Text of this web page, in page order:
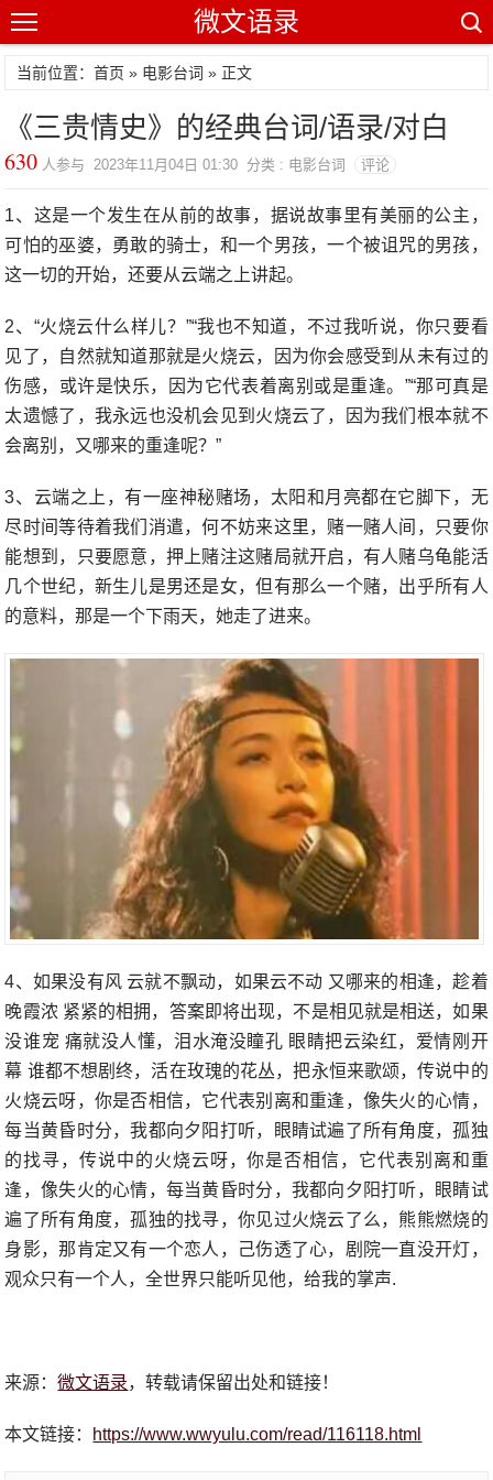
微文语录
当前位置：首页 » 电影台词 » 正文
《三贵情史》的经典台词/语录/对白
630 人参与 2023年11月04日 01:30 分类 : 电影台词 评论
1、这是一个发生在从前的故事，据说故事里有美丽的公主，
可怕的巫婆，勇敢的骑士，和一个男孩，一个被诅咒的男孩，
这一切的开始，还要从云端之上讲起。
2、“火烧云什么样儿？”“我也不知道，不过我听说，你只要看
见了，自然就知道那就是火烧云，因为你会感受到从未有过的
伤感，或许是快乐，因为它代表着离别或是重逢。”“那可真是
太遗憾了，我永远也没机会见到火烧云了，因为我们根本就不
会离别，又哪来的重逢呢？”
3、云端之上，有一座神秘赌场，太阳和月亮都在它脚下，无
尽时间等待着我们消遣，何不妨来这里，赌一赌人间，只要你
能想到，只要愿意，押上赌注这赌局就开启，有人赌乌龟能活
几个世纪，新生儿是男还是女，但有那么一个赌，出乎所有人
的意料，那是一个下雨天，她走了进来。
4、如果没有风 云就不飘动，如果云不动 又哪来的相逢，趁着
晚霞浓 紧紧的相拥，答案即将出现，不是相见就是相送，如果
没谁宠 痛就没人懂，泪水淹没瞳孔 眼睛把云染红，爱情刚开
幕 谁都不想剧终，活在玫瑰的花丛，把永恒来歌颂，传说中的
火烧云呀，你是否相信，它代表别离和重逢，像失火的心情，
每当黄昏时分，我都向夕阳打听，眼睛试遍了所有角度，孤独
的找寻，传说中的火烧云呀，你是否相信，它代表别离和重
逢，像失火的心情，每当黄昏时分，我都向夕阳打听，眼睛试
遍了所有角度，孤独的找寻，你见过火烧云了么，熊熊燃烧的
身影，那肯定又有一个恋人，己伤透了心，剧院一直没开灯，
观众只有一个人，全世界只能听见他，给我的掌声.
来源：微文语录，转载请保留出处和链接！
本文链接： https://www.wwyulu.com/read/116118.html